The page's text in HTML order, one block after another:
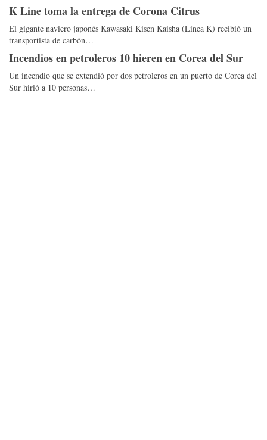
K Line toma la entrega de Corona Citrus
El gigante naviero japonés Kawasaki Kisen Kaisha (Línea K) recibió un
transportista de carbón…
Incendios en petroleros 10 hieren en Corea del Sur
Un incendio que se extendió por dos petroleros en un puerto de Corea del
Sur hirió a 10 personas…